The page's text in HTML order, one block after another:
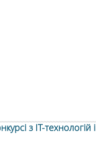
з ІТ-технологій і